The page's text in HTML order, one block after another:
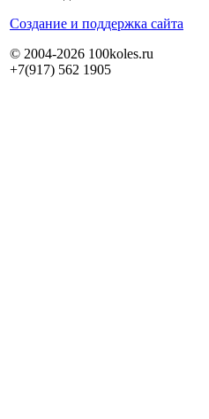
Cоздание и поддержка сайта
© 2004-2026 100koles.ru
+7(917) 562 1905